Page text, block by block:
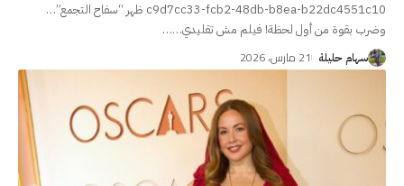
c9d7cc33-fcb2-48db-b8ea-b22dc4551c10 ظهر “سفاح التجمع”…
وضرب بقوة من أول لحظة! فيلم مش تقليدي……
سهام حليلة 21 مارس، 2026